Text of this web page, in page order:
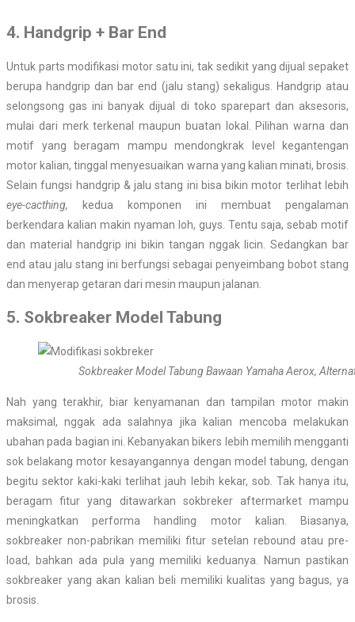
4. Handgrip + Bar End
Untuk parts modifikasi motor satu ini, tak sedikit yang dijual sepaket
berupa handgrip dan bar end (jalu stang) sekaligus. Handgrip atau
selongsong gas ini banyak dijual di toko sparepart dan aksesoris,
mulai dari merk terkenal maupun buatan lokal. Pilihan warna dan
motif yang beragam mampu mendongkrak level kegantengan
motor kalian, tinggal menyesuaikan warna yang kalian minati, brosis.
Selain fungsi handgrip & jalu stang ini bisa bikin motor terlihat lebih
eye-cacthing, kedua komponen ini membuat pengalaman
berkendara kalian makin nyaman loh, guys. Tentu saja, sebab motif
dan material handgrip ini bikin tangan nggak licin. Sedangkan bar
end atau jalu stang ini berfungsi sebagai penyeimbang bobot stang
dan menyerap getaran dari mesin maupun jalanan.
5. Sokbreaker Model Tabung
Sokbreaker Model Tabung Bawaan Yamaha Aerox,
Nah yang terakhir, biar kenyamanan dan tampilan motor makin
maksimal, nggak ada salahnya jika kalian mencoba melakukan
ubahan pada bagian ini. Kebanyakan bikers lebih memilih mengganti
sok belakang motor kesayangannya dengan model tabung, dengan
begitu sektor kaki-kaki terlihat jauh lebih kekar, sob. Tak hanya itu,
beragam fitur yang ditawarkan sokbreker aftermarket mampu
meningkatkan performa handling motor kalian. Biasanya,
sokbreaker non-pabrikan memiliki fitur setelan rebound atau pre-
load, bahkan ada pula yang memiliki keduanya. Namun pastikan
sokbreaker yang akan kalian beli memiliki kualitas yang bagus, ya
brosis.